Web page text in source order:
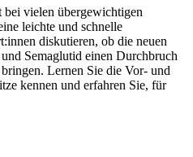
vielen übergewichtigen
leichte und schnelle
diskutieren, ob die neuen
Semaglutid einen Durchbruch
Lernen Sie die Vor- und
kennen und erfahren Sie, für